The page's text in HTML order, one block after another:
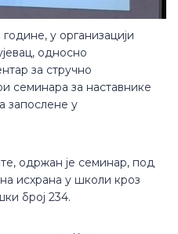
у организацији
односно
за стручно
семинара за наставнике
запослене у
одржан је семинар, под
исхрана у школи кроз
број 234.